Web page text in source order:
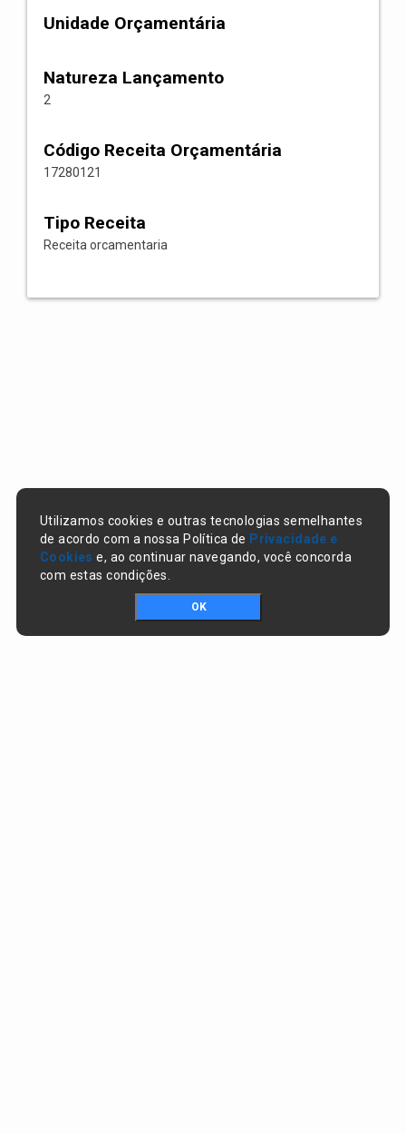
Unidade Orçamentária
Natureza Lançamento
2
Código Receita Orçamentária
17280121
Tipo Receita
Receita orcamentaria
Utilizamos cookies e outras tecnologias semelhantes
de acordo com a nossa Política de Privacidade e
Cookies e, ao continuar navegando, você concorda
com estas condições.
OK